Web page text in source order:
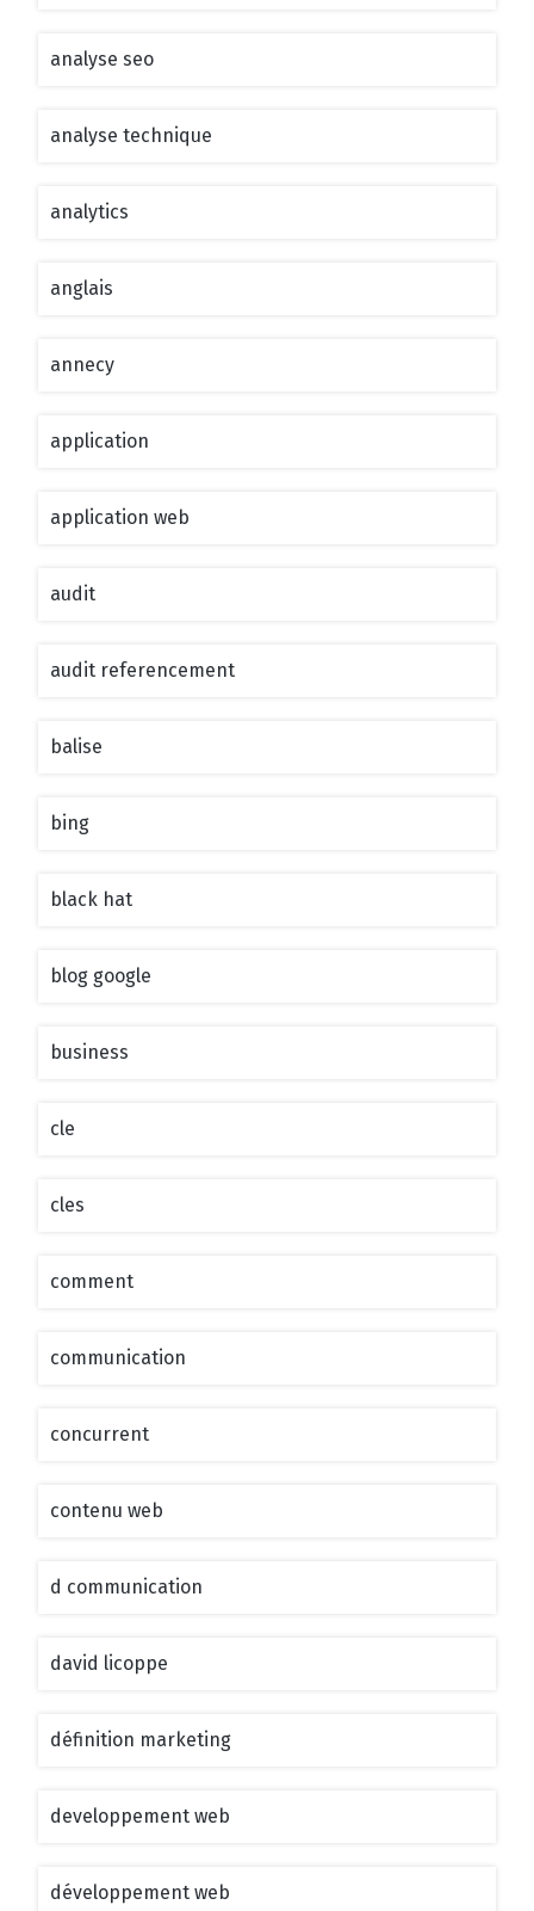
analyse seo
analyse technique
analytics
anglais
annecy
application
application web
audit
audit referencement
balise
bing
black hat
blog google
business
cle
cles
comment
communication
concurrent
contenu web
d communication
david licoppe
définition marketing
developpement web
développement web